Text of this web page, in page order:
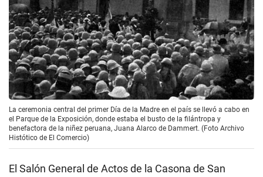
La ceremonia central del primer Día de la Madre en el país se llevó a cabo en
el Parque de la Exposición, donde estaba el busto de la filántropa y
benefactora de la niñez peruana, Juana Alarco de Dammert. (Foto Archivo
Histótico de El Comercio)
El Salón General de Actos de la Casona de San